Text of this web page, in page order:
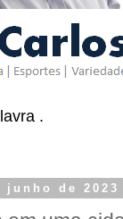
.
de 2023